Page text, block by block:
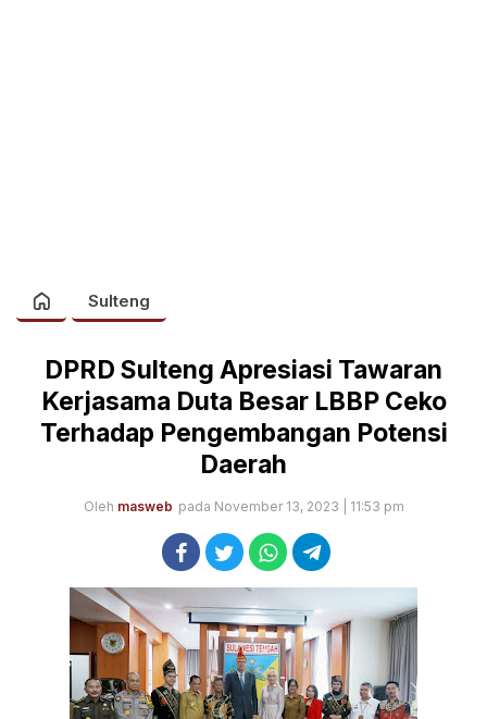
Sulteng
DPRD Sulteng Apresiasi Tawaran
Kerjasama Duta Besar LBBP Ceko
Terhadap Pengembangan Potensi
Daerah
Oleh masweb pada November 13, 2023 | 11:53 pm